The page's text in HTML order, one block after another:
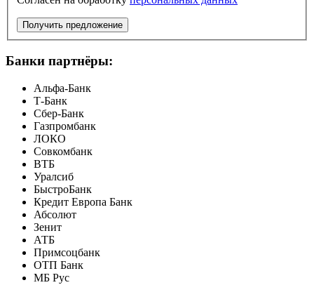
Получить предложение
Банки партнёры:
Альфа-Банк
Т-Банк
Сбер-Банк
Газпромбанк
ЛОКО
Совкомбанк
ВТБ
Уралсиб
БыстроБанк
Кредит Европа Банк
Абсолют
Зенит
АТБ
Примсоцбанк
ОТП Банк
МБ Рус